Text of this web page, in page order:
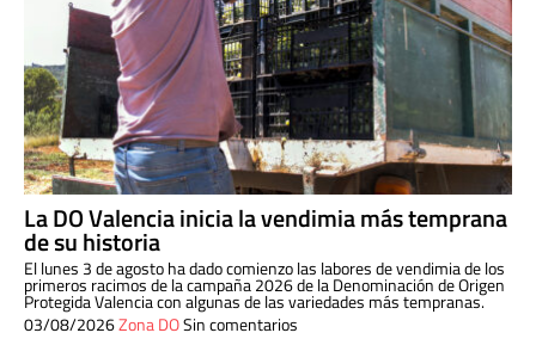
La DO Valencia inicia la vendimia más temprana
de su historia
El lunes 3 de agosto ha dado comienzo las labores de vendimia de los
primeros racimos de la campaña 2026 de la Denominación de Origen
Protegida Valencia con algunas de las variedades más tempranas.
03/08/2026Zona DOSin comentarios